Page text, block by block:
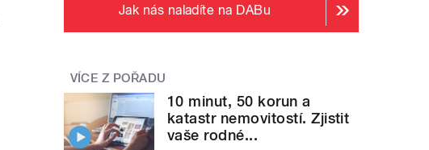
Jak nás naladíte na DABu
VÍCE Z POŘADU
10 minut, 50 korun a
katastr nemovitostí. Zjistit
vaše rodné...